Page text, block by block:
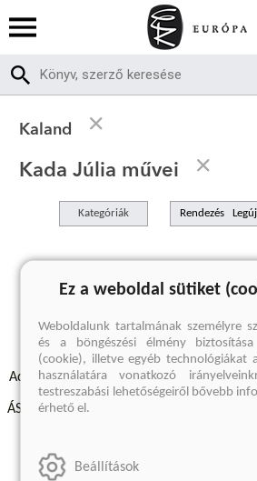
Kaland
Kada Júlia művei
Kategóriák Rendezés
A keresett kifejezésre
Adatvédelmi szabályzatok Elállási
ÁSZF - Vásárlási feltételek
Szállítási információk
Ez a weboldal sütiket
Weboldalunk tartalmának személyre
és a böngészési élmény
(cookie), illetve egyéb technológiákat
használatára vonatkozó
testreszabási lehetőségeiről bővebb
érhető el.
Beállítások